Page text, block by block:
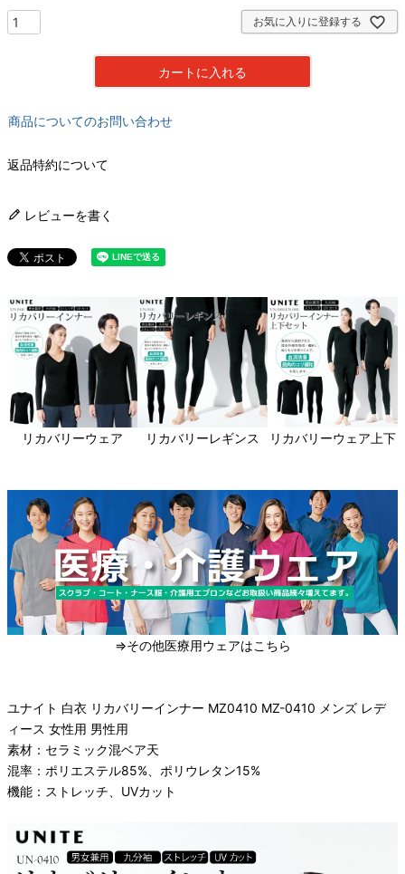
お気に入りに登録する
カートに入れる
商品についてのお問い合わせ
返品特約について
レビューを書く
リカバリーウェア リカバリーレギンス リカバリーウェア上下
⇒その他医療用ウェアはこちら
ユナイト 白衣 リカバリーインナー MZ0410 MZ-0410 メンズ レデ
ィース 女性用 男性用
素材：セラミック混ベア天
混率：ポリエステル85%、ポリウレタン15%
機能：ストレッチ、UVカット